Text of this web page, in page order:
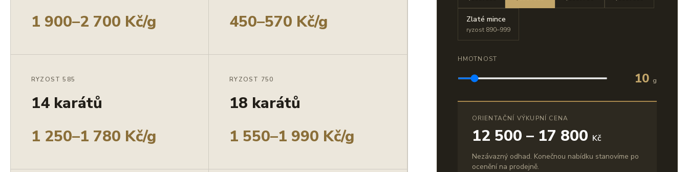
1 900–2 700 Kč/g
450–570 Kč/g
RYZOST 585
14 karátů
1 250–1 780 Kč/g
RYZOST 750
18 karátů
1 550–1 990 Kč/g
Zlaté mince
ryzost 890–999
HMOTNOST
10 g
ORIENTAČNÍ VÝKUPNÍ CENA
12 500 – 17 800 Kč
Nezávazný odhad. Konečnou nabídku stanovíme po
ocenění na prodejně.